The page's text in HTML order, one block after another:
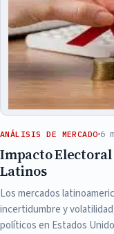
ANÁLISIS DE MERCADO 6
Impacto Electoral
Latinos
Los mercados
incertidumbre y
políticos en Estados